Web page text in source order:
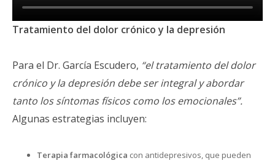
Tratamiento del dolor crónico y la depresión
Para el Dr. García Escudero, “el tratamiento del dolor
crónico y la depresión debe ser integral y abordar
tanto los síntomas físicos como los emocionales”.
Algunas estrategias incluyen:
Terapia farmacológica con antidepresivos, que pueden